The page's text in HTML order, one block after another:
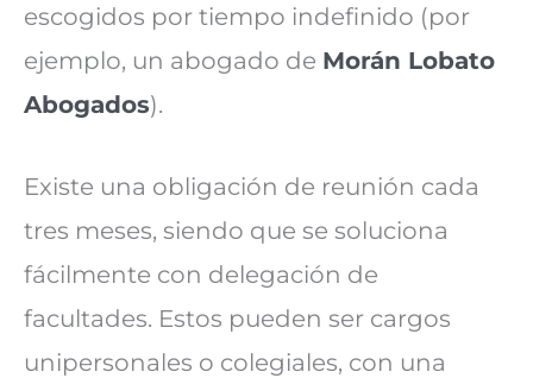
escogidos por tiempo indefinido (por
ejemplo, un abogado de Morán Lobato
Abogados).
Existe una obligación de reunión cada
tres meses, siendo que se soluciona
fácilmente con delegación de
facultades. Estos pueden ser cargos
unipersonales o colegiales, con una